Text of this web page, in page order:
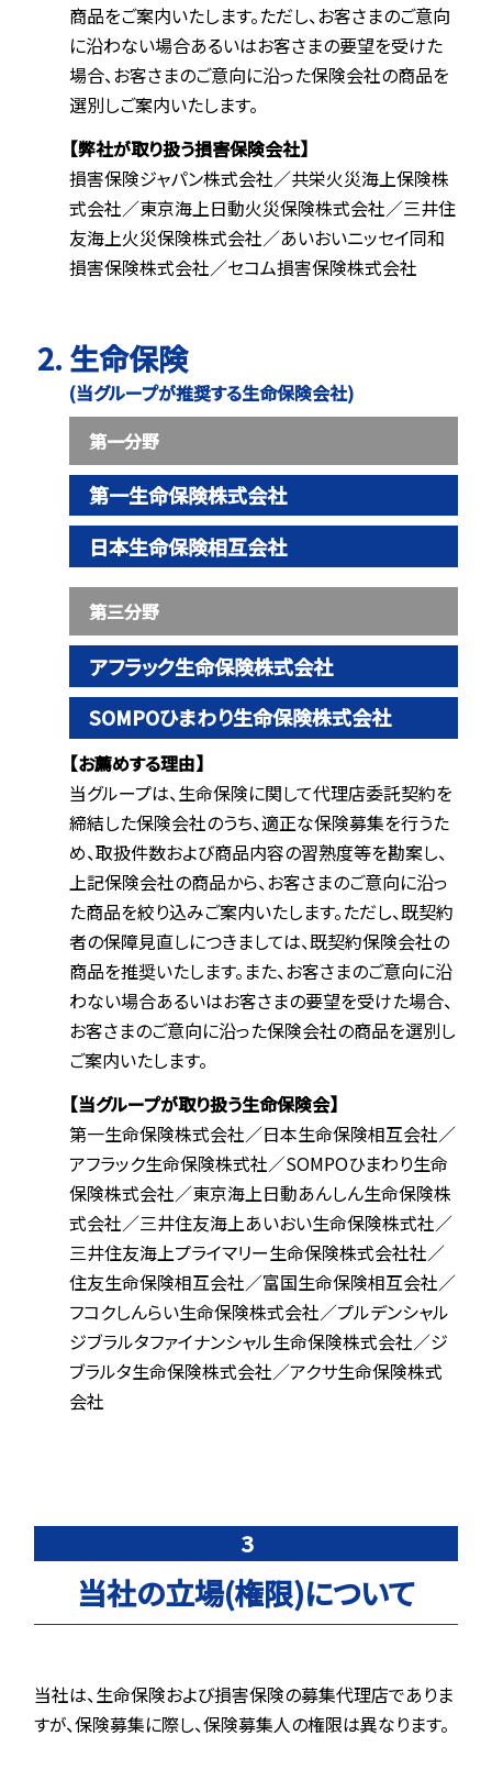
商品をご案内いたします。ただし、お客さまのご意向
に沿わない場合あるいはお客さまの要望を受けた
場合、お客さまのご意向に沿った保険会社の商品を
選別しご案内いたします。
【弊社が取り扱う損害保険会社】
損害保険ジャパン株式会社／共栄火災海上保険株
式会社／東京海上日動火災保険株式会社／三井住
友海上火災保険株式会社／あいおいニッセイ同和
損害保険株式会社／セコム損害保険株式会社
生命保険
(当グループが推奨する生命保険会社)
第一分野
第一生命保険株式会社
日本生命保険相互会社
第三分野
アフラック生命保険株式会社
SOMPOひまわり生命保険株式会社
【お薦めする理由】
当グループは、生命保険に関して代理店委託契約を
締結した保険会社のうち、適正な保険募集を行うた
め、取扱件数および商品内容の習熟度等を勘案し、
上記保険会社の商品から、お客さまのご意向に沿っ
た商品を絞り込みご案内いたします。ただし、既契約
者の保障見直しにつきましては、既契約保険会社の
商品を推奨いたします。また、お客さまのご意向に沿
わない場合あるいはお客さまの要望を受けた場合、
お客さまのご意向に沿った保険会社の商品を選別し
ご案内いたします。
【当グループが取り扱う生命保険会】
第一生命保険株式会社／日本生命保険相互会社／
アフラック生命保険株式社／SOMPOひまわり生命
保険株式会社／東京海上日動あんしん生命保険株
式会社／三井住友海上あいおい生命保険株式社／
三井住友海上プライマリー生命保険株式会社社／
住友生命保険相互会社／富国生命保険相互会社／
フコクしんらい生命保険株式会社／プルデンシャル
ジブラルタファイナンシャル生命保険株式会社／ジ
ブラルタ生命保険株式会社／アクサ生命保険株式
会社
3
当社の立場(権限)について
当社は、生命保険および損害保険の募集代理店でありま
すが、保険募集に際し、保険募集人の権限は異なります。